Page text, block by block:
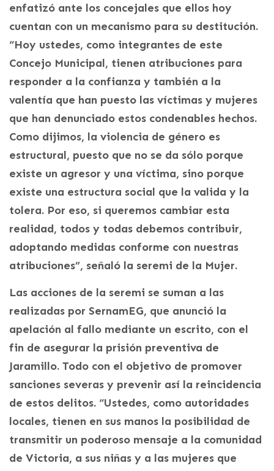
enfatizó ante los concejales que ellos hoy
cuentan con un mecanismo para su destitución.
“Hoy ustedes, como integrantes de este
Concejo Municipal, tienen atribuciones para
responder a la confianza y también a la
valentía que han puesto las víctimas y mujeres
que han denunciado estos condenables hechos.
Como dijimos, la violencia de género es
estructural, puesto que no se da sólo porque
existe un agresor y una víctima, sino porque
existe una estructura social que la valida y la
tolera. Por eso, si queremos cambiar esta
realidad, todos y todas debemos contribuir,
adoptando medidas conforme con nuestras
atribuciones”, señaló la seremi de la Mujer.
Las acciones de la seremi se suman a las
realizadas por SernamEG, que anunció la
apelación al fallo mediante un escrito, con el
fin de asegurar la prisión preventiva de
Jaramillo. Todo con el objetivo de promover
sanciones severas y prevenir así la reincidencia
de estos delitos. “Ustedes, como autoridades
locales, tienen en sus manos la posibilidad de
transmitir un poderoso mensaje a la comunidad
de Victoria, a sus niñas y a las mujeres que